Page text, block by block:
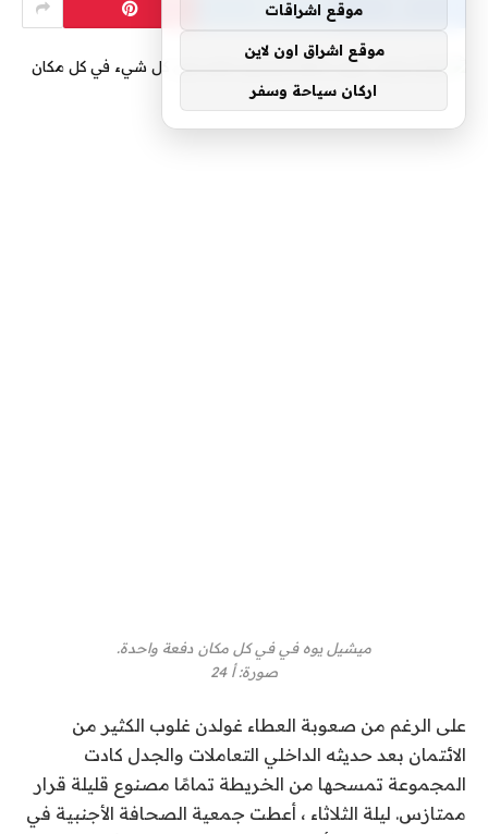
ميشيل يوه فيفي كل مكان دفعة واحدة.
صورة:أ 24
على الرغم من صعوبة العطاء غولدن غلوب الكثير من
الائتمان بعد حديثه الداخلي التعاملات والجدل كادت
المجموعة تمسحها من الخريطة تمامًا مصنوع قليلة قرار
ممتازس. ليلة الثلاثاء ، أعطت جمعية الصحافة الأجنبية في
موقع اشراقات
موقع اشراق اون لاين
اركان سياحة وسفر